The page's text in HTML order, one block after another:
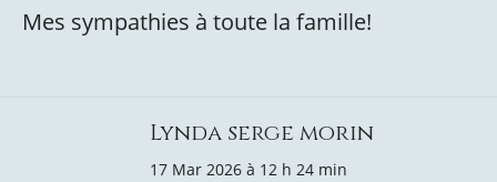
Mes sympathies à toute la famille!
Lynda serge morin
17 Mar 2026 à 12 h 24 min